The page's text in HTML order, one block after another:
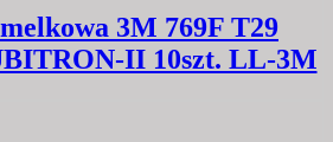
3M 769F T29
II 10szt. LL-3M